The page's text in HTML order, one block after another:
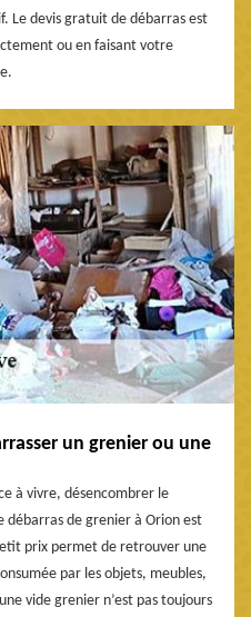
Le devis gratuit de débarras est
ou en faisant votre
un grenier ou une
à vivre, désencombrer le
de grenier à Orion est
prix permet de retrouver une
par les objets, meubles,
vide grenier n’est pas toujours